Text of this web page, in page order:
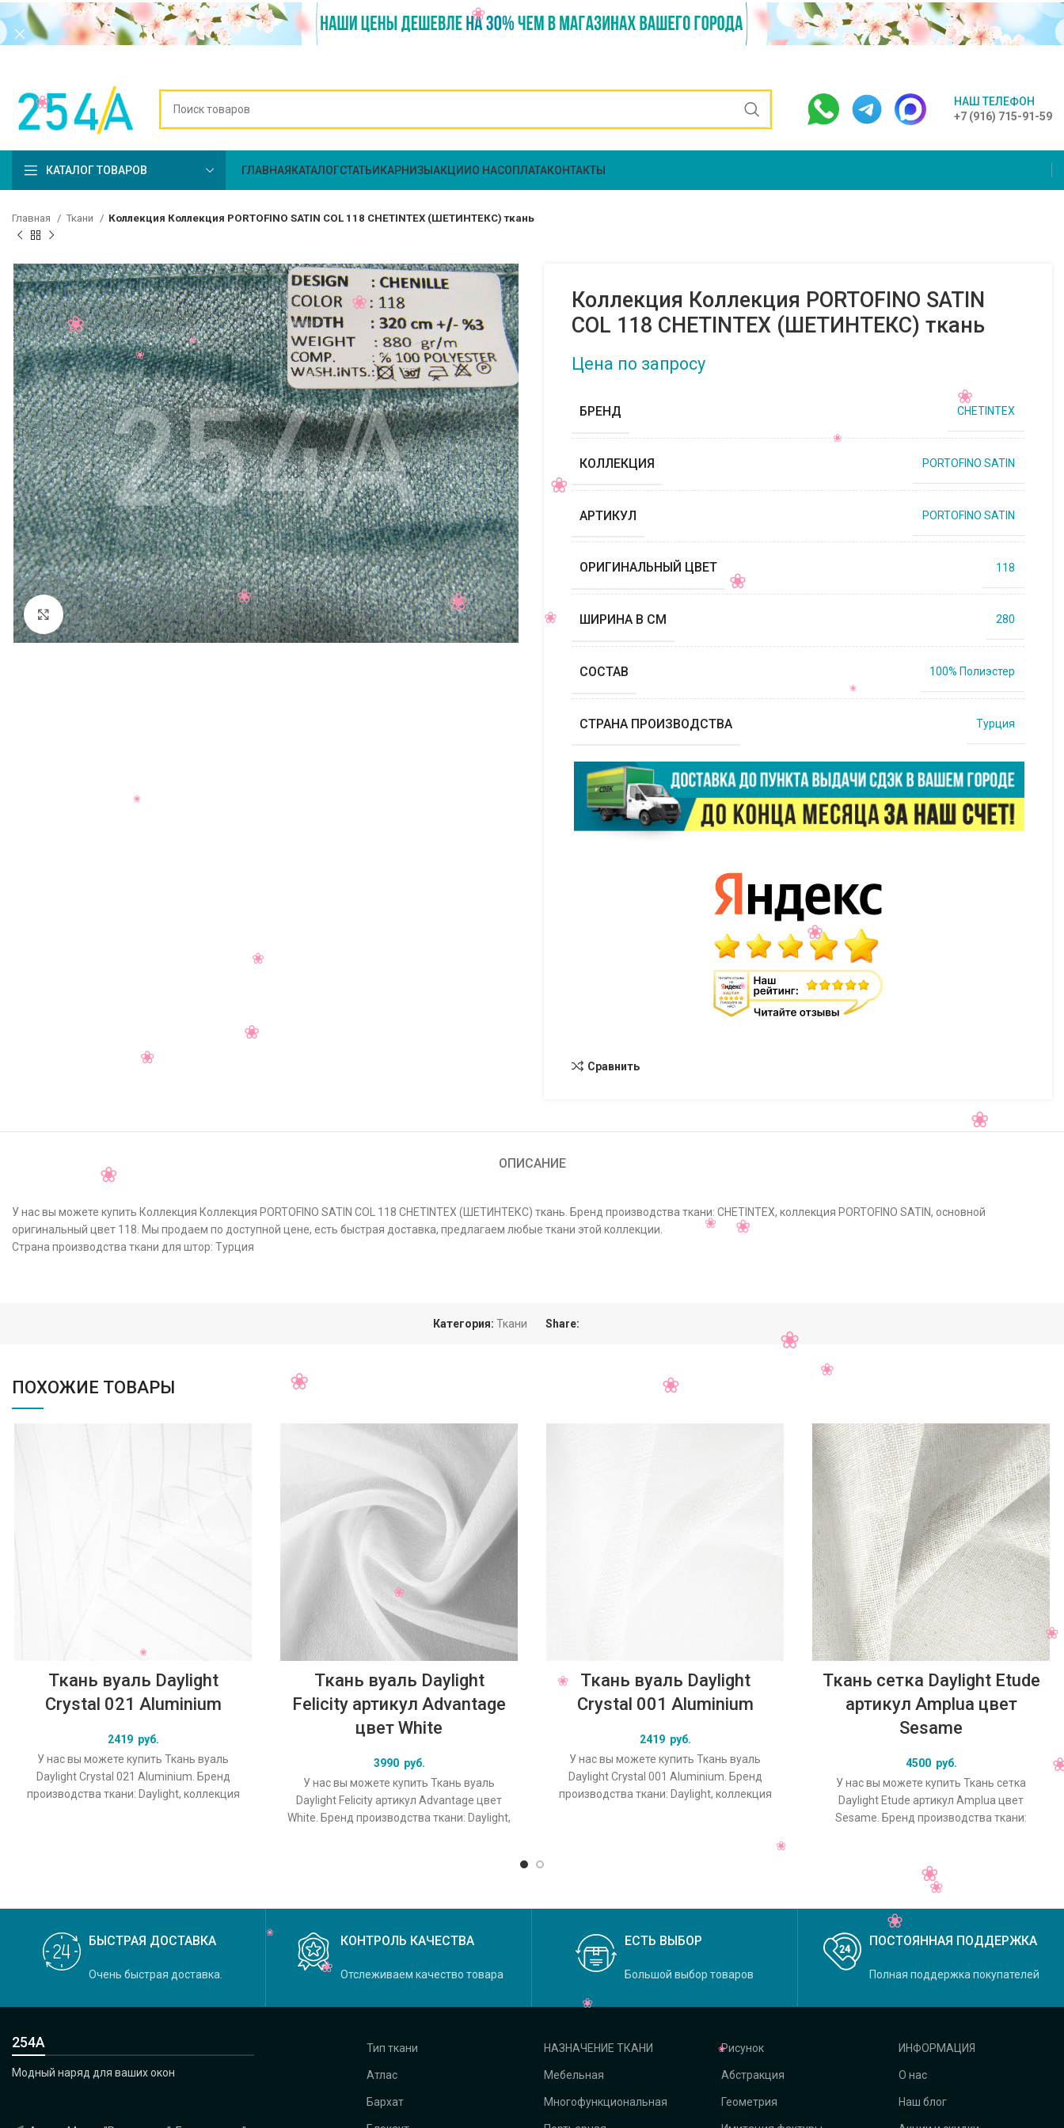
НАШ ТЕЛЕФОН
+7 (916) 715-91-59
КАТАЛОГ ТОВАРОВ ГЛАВНАЯ КАТАЛОГСТАТЬИ КАРНИЗЫ АКЦИИ О НАСОПЛАТАКОНТАКТЫ
Главная Ткани Коллекция Коллекция PORTOFINO SATIN COL 118 CHETINTEX (ШЕТИНТЕКС) ткань
Нажмите, чтобы увеличить
Коллекция Коллекция PORTOFINO SATIN
COL 118 CHETINTEX (ШЕТИНТЕКС) ткань
Цена по запросу
БРЕНД CHETINTEX
КОЛЛЕКЦИЯ PORTOFINO SATIN
АРТИКУЛ PORTOFINO SATIN
ОРИГИНАЛЬНЫЙ ЦВЕТ 118
ШИРИНА В СМ 280
СОСТАВ 100% Полиэстер
СТРАНА ПРОИЗВОДСТВА Турция
Сравнить
ОПИСАНИЕ
У нас вы можете купить Коллекция Коллекция PORTOFINO SATIN COL 118 CHETINTEX (ШЕТИНТЕКС) ткань. Бренд производства ткани: CHETINTEX, коллекция PORTOFINO SATIN, основной
оригинальный цвет 118. Мы продаем по доступной цене, есть быстрая доставка, предлагаем любые ткани этой коллекции.
Страна производства ткани для штор: Турция
Категория: Ткани Share:
ПОХОЖИЕ ТОВАРЫ
Ткань вуаль Daylight
Crystal 021 Aluminium
2419 руб.
У нас вы можете купить Ткань вуаль
Daylight Crystal 021 Aluminium. Бренд
производства ткани: Daylight, коллекция
Ткань вуаль Daylight
Felicity артикул Advantage
цвет White
3990 руб.
У нас вы можете купить Ткань вуаль
Daylight Felicity артикул Advantage цвет
White. Бренд производства ткани: Daylight,
Ткань вуаль Daylight
Crystal 001 Aluminium
2419 руб.
У нас вы можете купить Ткань вуаль
Daylight Crystal 001 Aluminium. Бренд
производства ткани: Daylight, коллекция
Ткань сетка Daylight Etude
артикул Amplua цвет
Sesame
4500 руб.
У нас вы можете купить Ткань сетка
Daylight Etude артикул Amplua цвет
Sesame. Бренд производства ткани:
БЫСТРАЯ ДОСТАВКА
Очень быстрая доставка.
КОНТРОЛЬ КАЧЕСТВА
Отслеживаем качество товара
ЕСТЬ ВЫБОР
Большой выбор товаров
ПОСТОЯННАЯ ПОДДЕРЖКА
Полная поддержка покупателей
254А
Модный наряд для ваших окон
Тип ткани
Атлас
Бархат
НАЗНАЧЕНИЕ ТКАНИ
Мебельная
Многофункциональная
Рисунок
Абстракция
Геометрия
ИНФОРМАЦИЯ
О нас
Наш блог